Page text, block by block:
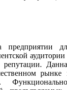
предприятии
аудитории
репутации.
рынке